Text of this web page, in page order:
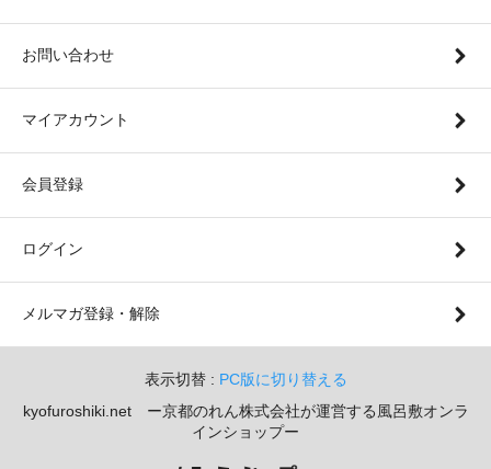
お問い合わせ
マイアカウント
会員登録
ログイン
メルマガ登録・解除
表示切替 : PC版に切り替える
kyofuroshiki.net ー京都のれん株式会社が運営する風呂敷オンラ
インショップー